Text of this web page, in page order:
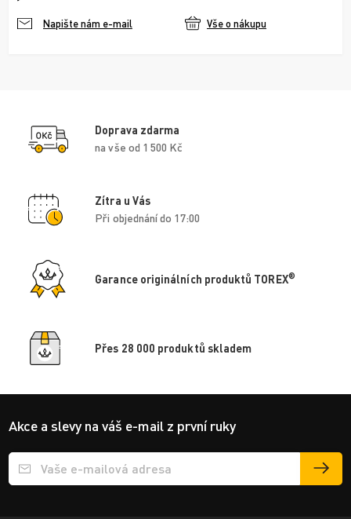
Napište nám e-mail Vše o nákupu
Doprava zdarma
na vše od 1 500 Kč
Zítra u Vás
Při objednání do 17:00
Garance originálních produktů TOREX®
Přes 28 000 produktů skladem
Akce a slevy na váš e-mail z první ruky
Přihlášení e-mailu k odběru